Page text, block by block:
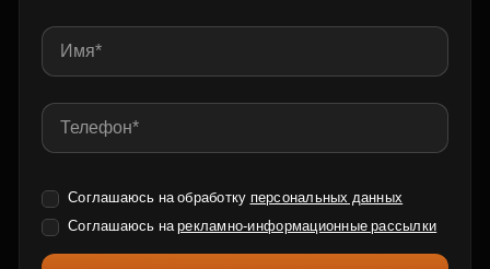
Соглашаюсь на обработку персональных данных
Соглашаюсь нарекламно-информационные рассылки